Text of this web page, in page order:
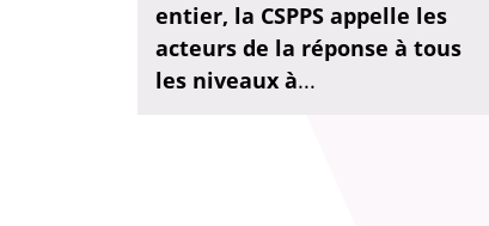
entier, la CSPPS appelle les
acteurs de la réponse à tous
les niveaux à...